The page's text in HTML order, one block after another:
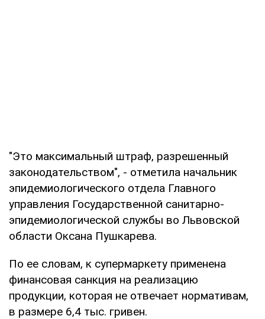
"Это максимальный штраф, разрешенный
законодательством", - отметила начальник
эпидемиологического отдела Главного
управления Государственной санитарно-
эпидемиологической службы во Львовской
области Оксана Пушкарева.
По ее словам, к супермаркету применена
финансовая санкция на реализацию
продукции, которая не отвечает нормативам,
в размере 6,4 тыс. гривен.